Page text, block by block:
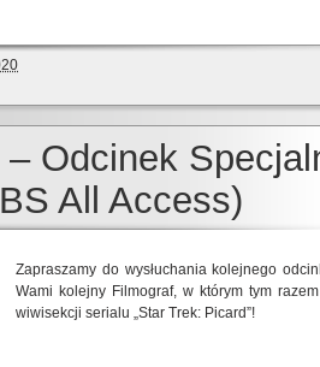
– Odcinek
All Access)
Zapraszamy do wysłuchania kolejnego
Wami kolejny Filmograf, w którym tym
wiwisekcji serialu „Star Trek: Picard”!